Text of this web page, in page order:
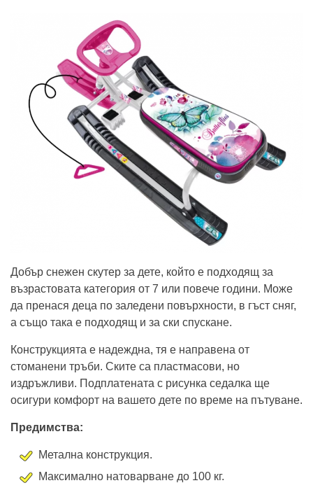
Добър снежен скутер за дете, който е подходящ за
възрастовата категория от 7 или повече години. Може
да пренася деца по заледени повърхности, в гъст сняг,
а също така е подходящ и за ски спускане.
Конструкцията е надеждна, тя е направена от
стоманени тръби. Ските са пластмасови, но
издръжливи. Подплатената с рисунка седалка ще
осигури комфорт на вашето дете по време на пътуване.
Предимства:
Метална конструкция.
Максимално натоварване до 100 кг.